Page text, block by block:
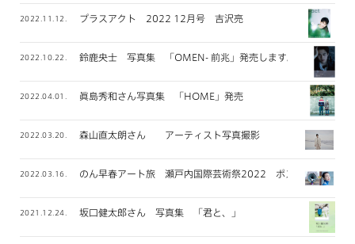
2022.11.12. プラスアクト 2022 12月号 吉沢亮
2022.10.22. 鈴鹿央士 写真集 「OMEN- 前兆」発売します。
2022.04.01. 眞島秀和さん写真集 「HOME」発売
2022.03.20. 森山直太朗さん アーティスト写真撮影
2022.03.16. のん早春アート旅 瀬戸内国際芸術祭2022 ポスター撮影
2021.12.24. 坂口健太郎さん 写真集 「君と、」